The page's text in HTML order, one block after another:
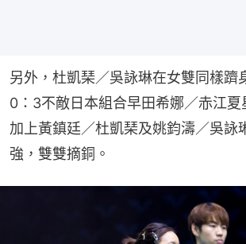
另外，杜凱琹／吳詠琳在女雙同樣躋
0：3不敵日本組合早田希娜／赤江夏
加上黃鎮廷／杜凱琹及姚鈞濤／吳詠
強，雙雙摘銅。